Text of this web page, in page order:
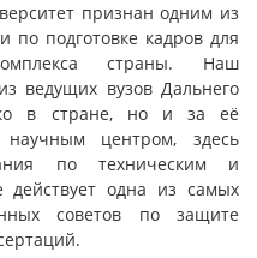
признан одним из
по подготовке кадров для
страны. Наш
ведущих вузов Дальнего
в стране, но и за её
центром, здесь
по техническим и
действует одна из самых
советов по защите